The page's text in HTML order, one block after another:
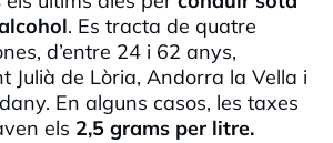
. Es tracta de quatre
d’entre 24 i 62 anys,
Julià de Lòria, Andorra la Vella i
En alguns casos, les taxes
els 2,5 grams per litre.